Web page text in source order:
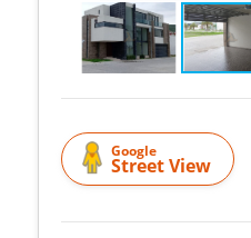
Google
Street View